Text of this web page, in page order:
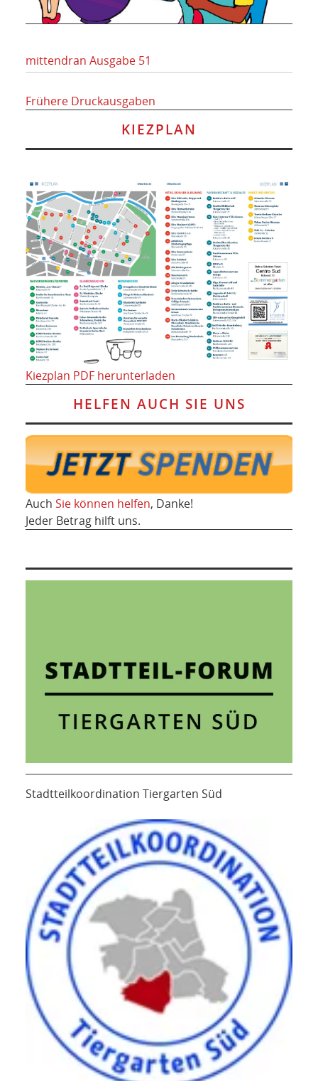
mittendran Ausgabe 51
Frühere Druckausgaben
KIEZPLAN
Kiezplan PDF herunterladen
HELFEN AUCH SIE UNS
Auch Sie können helfen, Danke!
Jeder Betrag hilft uns.
Stadtteilkoordination Tiergarten Süd